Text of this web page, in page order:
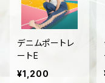
デニムポートレ
ートE
¥1,200